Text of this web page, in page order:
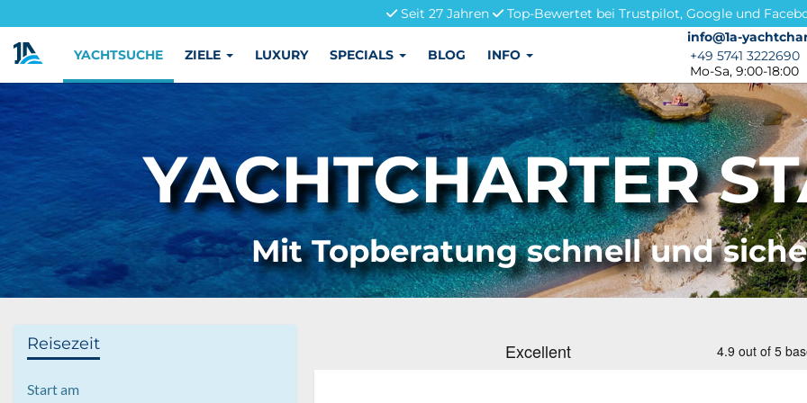
Seit 27 Jahren
Top-Bewertet bei Trustpilot, Google und
info@1a-
info@1a-
+49 5741 3222690
+49 5741 3222690
Mo-Sa, 9:00-18:00
YACHTSUCHE ZIELE LUXURY SPECIALS BLOG INFO
YACHTCHARTER
Mit Topberatung schnell und
Reisezeit
Start am